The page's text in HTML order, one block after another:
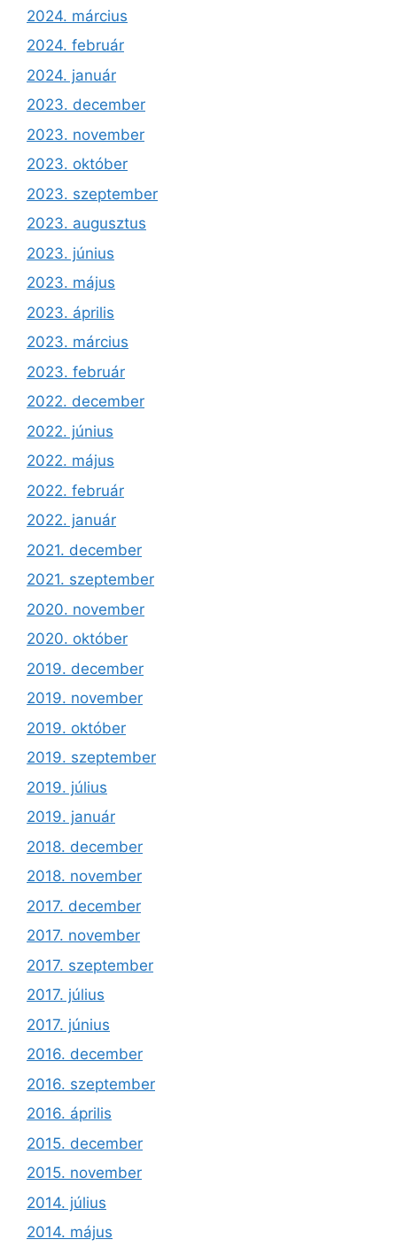
2024. március
2024. február
2024. január
2023. december
2023. november
2023. október
2023. szeptember
2023. augusztus
2023. június
2023. május
2023. április
2023. március
2023. február
2022. december
2022. június
2022. május
2022. február
2022. január
2021. december
2021. szeptember
2020. november
2020. október
2019. december
2019. november
2019. október
2019. szeptember
2019. július
2019. január
2018. december
2018. november
2017. december
2017. november
2017. szeptember
2017. július
2017. június
2016. december
2016. szeptember
2016. április
2015. december
2015. november
2014. július
2014. május